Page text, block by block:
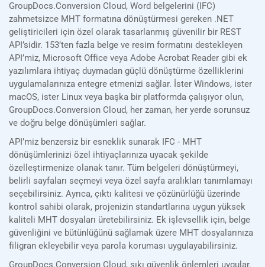
GroupDocs.Conversion Cloud, Word belgelerini (IFC)
zahmetsizce MHT formatına dönüştürmesi gereken .NET
geliştiricileri için özel olarak tasarlanmış güvenilir bir REST
API’sidir. 153’ten fazla belge ve resim formatını destekleyen
API’miz, Microsoft Office veya Adobe Acrobat Reader gibi ek
yazılımlara ihtiyaç duymadan güçlü dönüştürme özelliklerini
uygulamalarınıza entegre etmenizi sağlar. İster Windows, ister
macOS, ister Linux veya başka bir platformda çalışıyor olun,
GroupDocs.Conversion Cloud, her zaman, her yerde sorunsuz
ve doğru belge dönüşümleri sağlar.
API’miz benzersiz bir esneklik sunarak IFC - MHT
dönüşümlerinizi özel ihtiyaçlarınıza uyacak şekilde
özelleştirmenize olanak tanır. Tüm belgeleri dönüştürmeyi,
belirli sayfaları seçmeyi veya özel sayfa aralıkları tanımlamayı
seçebilirsiniz. Ayrıca, çıktı kalitesi ve çözünürlüğü üzerinde
kontrol sahibi olarak, projenizin standartlarına uygun yüksek
kaliteli MHT dosyaları üretebilirsiniz. Ek işlevsellik için, belge
güvenliğini ve bütünlüğünü sağlamak üzere MHT dosyalarınıza
filigran ekleyebilir veya parola koruması uygulayabilirsiniz.
GroupDocs.Conversion Cloud, sıkı güvenlik önlemleri uygular.